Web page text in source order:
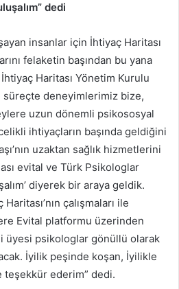
dedi
insanlar için İhtiyaç Haritası
felaketin başından bu yana
Haritası Yönetim Kurulu
süreçte deneyimlerimiz bize,
uzun dönemli psikososyal
ihtiyaçların başında geldiğini
uzaktan sağlık hizmetlerini
evital ve Türk Psikologlar
diyerek bir araya geldik.
çalışmaları ile
Evital platformu üzerinden
üyesi psikologlar gönüllü olarak
İyilik peşinde koşan, İyilikle
teşekkür ederim” dedi.